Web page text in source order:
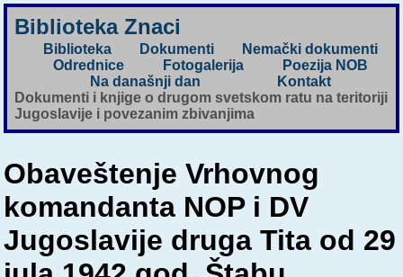
Biblioteka Znaci
Biblioteka Dokumenti
Nemački dokumenti
Odrednice
Fotogalerija
Poezija NOB
Na današnji dan
Kontakt
Dokumenti i knjige o drugom svetskom ratu na teritoriji
Jugoslavije i povezanim zbivanjima
Obaveštenje Vrhovnog
komandanta NOP i DV
Jugoslavije druga Tita od 29